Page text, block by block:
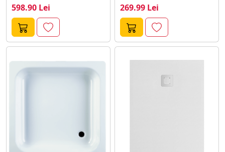
598.90 Lei 269.99 Lei